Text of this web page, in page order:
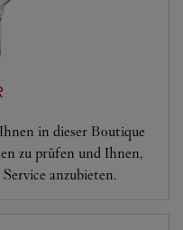
in dieser Boutique
zu prüfen und Ihnen,
anzubieten.